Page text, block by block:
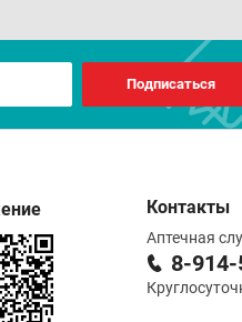
Подписаться
Контакты
Аптечная
8-